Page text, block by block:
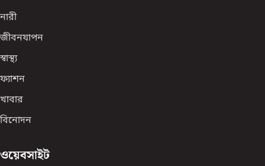
নারী
জীবনযাপন
স্বাস্থ্য
ফ্যাশন
খাবার
বিনোদন
ওয়েবসাইট